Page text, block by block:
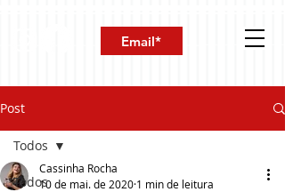
Post
Todos
Todos
Cassinha Rocha
10 de mai. de 2020 1 min de leitura